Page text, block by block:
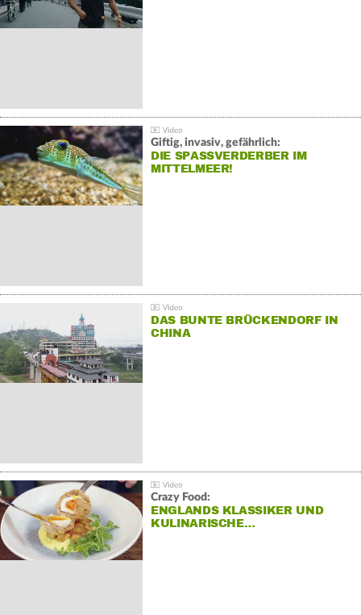
Giftig, invasiv, gefährlich:
DIE SPASSVERDERBER IM M
ITTELMEER!
DAS BUNTE BRÜCKENDORF IN
CHINA
Crazy Food:
ENGLANDS KLASSIKER UND
KULINARISCHE…